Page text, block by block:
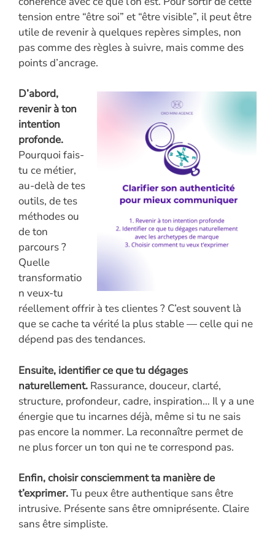
tension entre “être soi” et “être visible”, il peut être
utile de revenir à quelques repères simples, non
pas comme des règles à suivre, mais comme des
points d’ancrage.
D’abord,
revenir à ton
intention
profonde.
Pourquoi fais-
tu ce métier,
au-delà de tes
outils, de tes
méthodes ou
de ton
parcours ?
Quelle
transformatio
n veux-tu
réellement offrir à tes clientes ? C’est souvent là
que se cache ta vérité la plus stable — celle qui ne
dépend pas des tendances.
Ensuite, identifier ce que tu dégages
naturellement. Rassurance, douceur, clarté,
structure, profondeur, cadre, inspiration… Il y a une
énergie que tu incarnes déjà, même si tu ne sais
pas encore la nommer. La reconnaître permet de
ne plus forcer un ton qui ne te correspond pas.
Enfin, choisir consciemment ta manière de
t’exprimer.Tu peux être authentique sans être
intrusive. Présente sans être omniprésente. Claire
sans être simpliste.